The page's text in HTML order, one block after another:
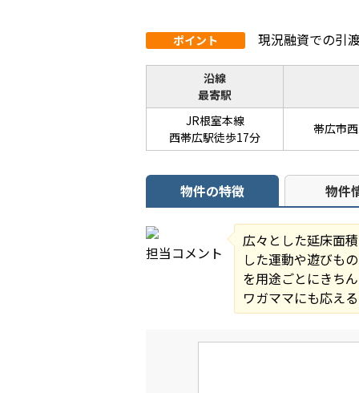
ポイント 現況融資での引
沿線
最寄駅
JR根室本線
西帯広駅徒歩17分
帯広市
物件の特徴 物件
担当コメント
広々とした延床面
した運動や遊びも
を用途ごとにきち
ワガママにも応え